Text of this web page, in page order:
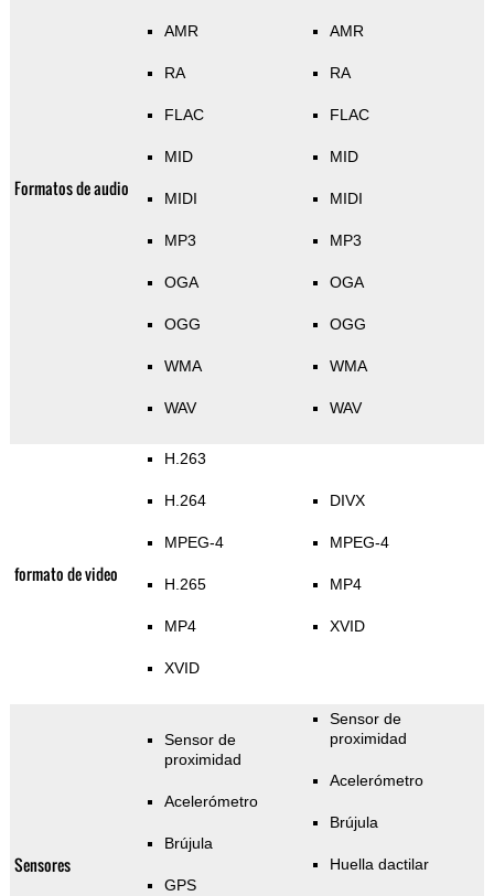
Formatos de audio
AMR
RA
FLAC
MID
MIDI
MP3
OGA
OGG
WMA
WAV
AMR
RA
FLAC
MID
MIDI
MP3
OGA
OGG
WMA
WAV
formato de video
H.263
H.264
MPEG-4
H.265
MP4
XVID
DIVX
MPEG-4
MP4
XVID
Sensores
Sensor de
proximidad
Acelerómetro
Brújula
GPS
Sensor de
proximidad
Acelerómetro
Brújula
Huella dactilar